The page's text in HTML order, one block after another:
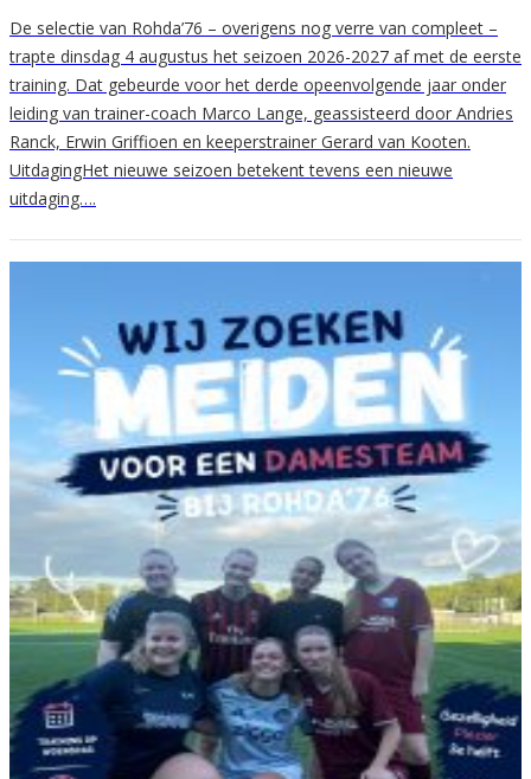
De selectie van Rohda’76 – overigens nog verre van compleet –
trapte dinsdag 4 augustus het seizoen 2026-2027 af met de eerste
training. Dat gebeurde voor het derde opeenvolgende jaar onder
leiding van trainer-coach Marco Lange, geassisteerd door Andries
Ranck, Erwin Griffioen en keeperstrainer Gerard van Kooten.
UitdagingHet nieuwe seizoen betekent tevens een nieuwe
uitdaging….